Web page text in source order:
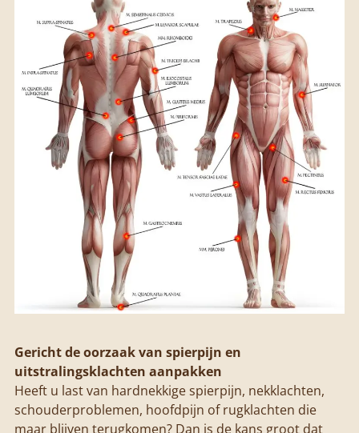
Gericht de oorzaak van spierpijn en
uitstralingsklachten aanpakken
Heeft u last van hardnekkige spierpijn, nekklachten,
schouderproblemen, hoofdpijn of rugklachten die
maar blijven terugkomen? Dan is de kans groot dat